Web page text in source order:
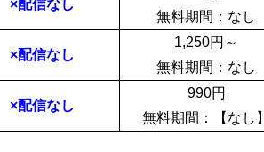
×配信なし
無料期間：なし
×配信なし
1,250円～
無料期間：なし
×配信なし
990円
無料期間：
【なし】